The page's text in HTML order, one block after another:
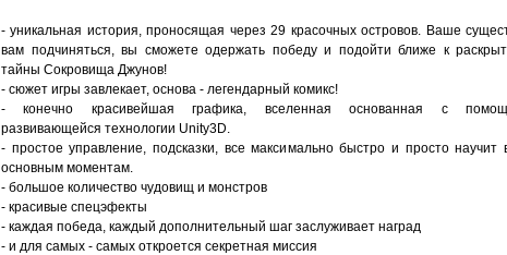
- уникальная история, проносящая через 29 красочных островов. Ваше
вам подчиняться, вы сможете одержать победу и подойти ближе к
тайны Сокровища Джунов!
- сюжет игры завлекает, основа - легендарный комикс!
- конечно красивейшая графика, вселенная основанная с
развивающейся технологии Unity3D.
- простое управление, подсказки, все максимально быстро и просто научит
основным моментам.
- большое количество чудовищ и монстров
- красивые спецэфекты
- каждая победа, каждый дополнительный шаг заслуживает наград
- и для самых - самых откроется секретная миссия